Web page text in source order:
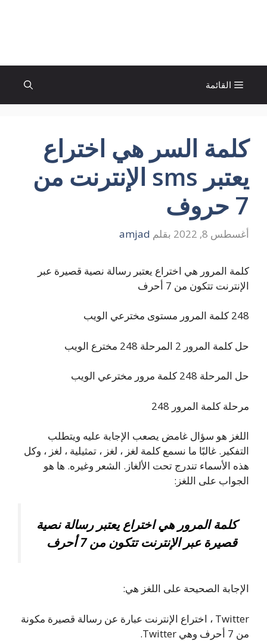
القائمة
كلمة السر هي اختراع
يعتبر sms الإنترنت من
7 حروف
أغسطس 8, 2022 بقلم amjad
كلمة المرور هي اختراع يعتبر رسالة نصية قصيرة عبر
الإنترنت تتكون من 7 أحرف
248 كلمة المرور مستوى مخترعي الويب
حل كلمة المرور 2 المرحلة 248 مخترع الويب
حل المرحلة 248 كلمة مرور مخترعي الويب
مرحلة كلمة المرور 248
اللغز هو سؤال غامض يصعب الإجابة عليه ويتطلب
التفكير. غالبًا ما نسمع كلمة لغز ، لغز ، تمثيلية ، لغز ، وكل
هذه الأسماء تندرج تحت الألغاز. الشعر وغيره. ها هو
الجواب على اللغز:
كلمة المرور هي اختراع يعتبر رسالة نصية
قصيرة عبر الإنترنت تتكون من 7 أحرف
الإجابة الصحيحة على اللغز هي:
Twitter ، اختراع الإنترنت عبارة عن رسالة قصيرة مكونة
من 7 أحرف وهي Twitter.